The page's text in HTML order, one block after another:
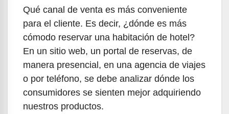
Qué canal de venta es más conveniente
para el cliente. Es decir, ¿dónde es más
cómodo reservar una habitación de hotel?
En un sitio web, un portal de reservas, de
manera presencial, en una agencia de viajes
o por teléfono, se debe analizar dónde los
consumidores se sienten mejor adquiriendo
nuestros productos.